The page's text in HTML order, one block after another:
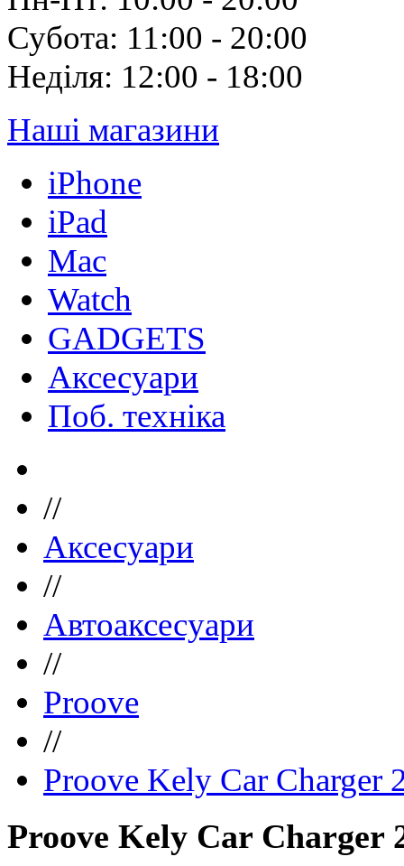
Субота: 11:00 - 20:00
Неділя: 12:00 - 18:00
Наші магазини
iPhone
iPad
Mac
Watch
GADGETS
Аксесуари
Поб. техніка
//
Аксесуари
//
Автоаксесуари
//
Proove
//
Proove Kely Car Charger
Proove Kely Car Charger